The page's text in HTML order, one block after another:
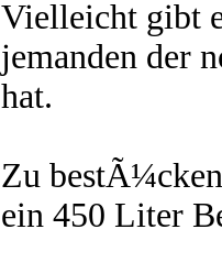
Vielleicht gibt
jemanden der
hat.
Zu
ein 450 Liter